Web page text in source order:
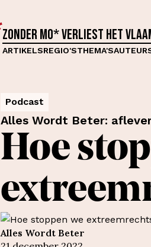
Zonder MO* verliest het
ARTIKELSREGIO'STHEMA'S
Podcast
Alles Wordt Beter:
Hoe
Alles Wordt Beter